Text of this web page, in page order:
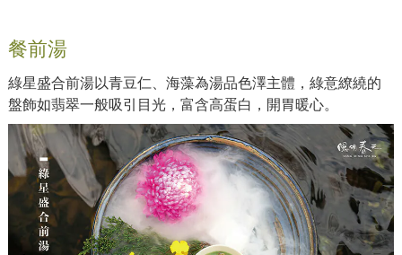
餐前湯
綠星盛合前湯以青豆仁、海藻為湯品色澤主體，綠意繚繞的
盤飾如翡翠一般吸引目光，富含高蛋白，開胃暖心。